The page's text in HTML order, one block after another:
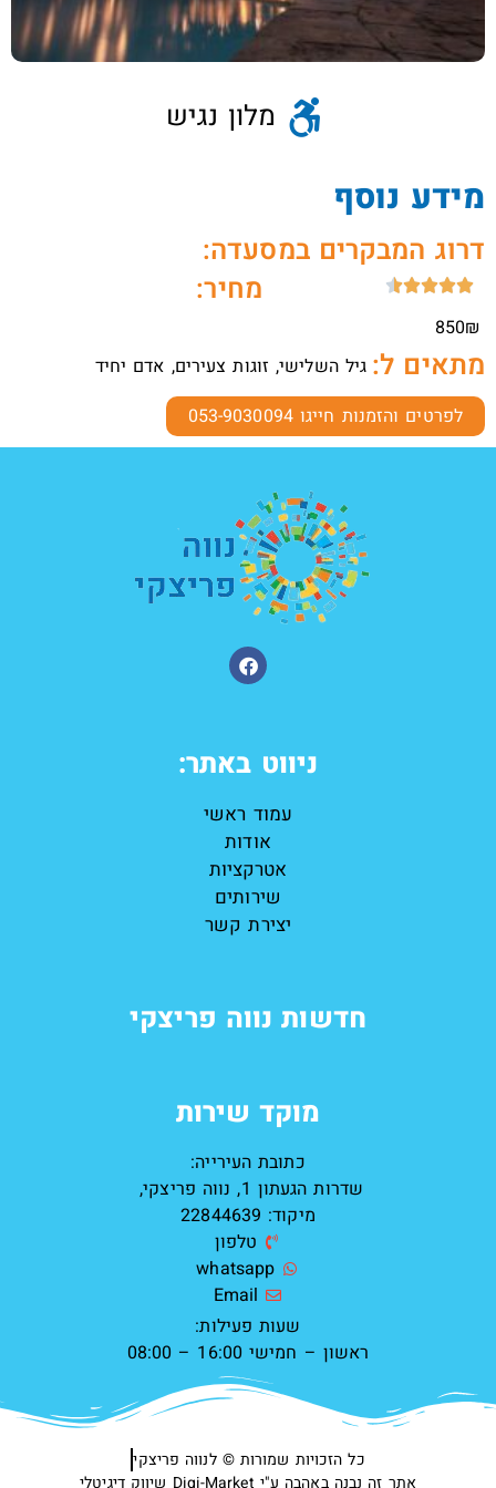
מידע נוסף
דרוג המבקרים במסעדה:




 מחיר:
850₪
מתאים ל: גיל השלישי, זוגות צעירים, אדם יחיד
לפרטים והזמנות חייגו 053-9030094
מלון נגיש
ניווט באתר:
עמוד ראשי
אודות
אטרקציות
שירותים
יצירת קשר
חדשות נווה פריצקי
מוקד שירות
כתובת העירייה:
שדרות הגעתון 1, נווה פריצקי,
מיקוד: 22844639
טלפון
whatsapp
Email
שעות פעילות:
ראשון – חמישי 16:00 – 08:00
כל הזכויות שמורות ©️ לנווה פריצקי
אתר זה נבנה באהבה ע"י Digi-Market שיווק דיגיטלי